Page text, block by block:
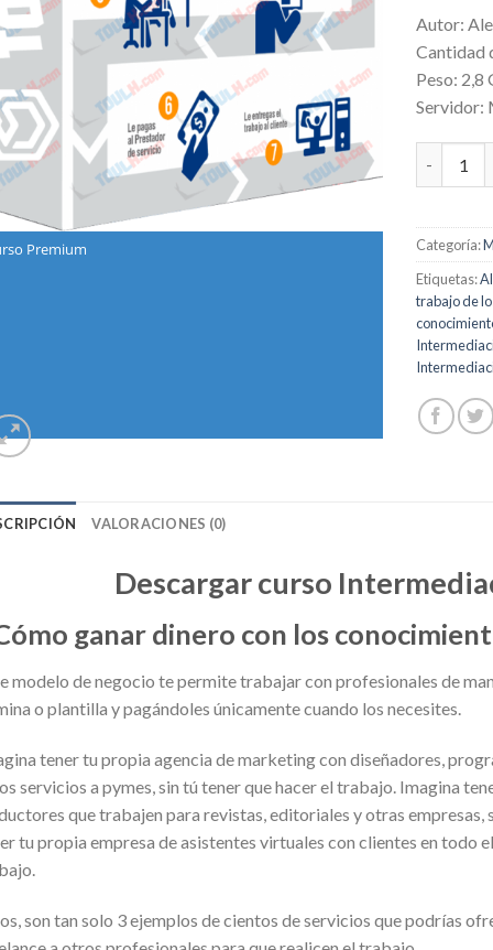
Premium
Autor:
Cantidad
Peso: 2,8
Servidor:
Categoría:
Etiquetas:
trabajo de
VALORACIONES (0)
Descargar curso
ganar dinero con los
modelo de negocio te permite trabajar con profesionales de
o plantilla y pagándoles únicamente cuando los necesites.
tener tu propia agencia de marketing con diseñadores,
servicios a pymes, sin tú tener que hacer el trabajo. Imagina
que trabajen para revistas, editoriales y otras empresas,
tu propia empresa de asistentes virtuales con clientes en todo
son tan solo 3 ejemplos de cientos de servicios que podrías